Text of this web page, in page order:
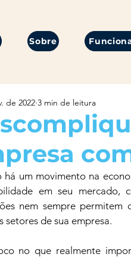
Sobre
de 2022 3 min de leitura
há um movimento na
em seu mercado,
nem sempre permitem
setores de sua empresa.
no que realmente